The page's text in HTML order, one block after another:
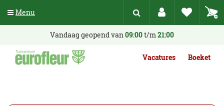
n
Vandaag geopend van09:00t/m21:00
Vacatures Boeket
Menu